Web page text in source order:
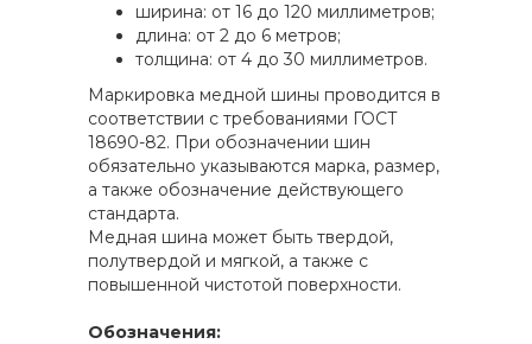
ширина: от 16 до 120 миллиметров;
длина: от 2 до 6 метров;
толщина: от 4 до 30 миллиметров.
Маркировка медной шины проводится в
соответствии с требованиями ГОСТ
18690-82. При обозначении шин
обязательно указываются марка, размер,
а также обозначение действующего
стандарта.
Медная шина может быть твердой,
полутвердой и мягкой, а также с
повышенной чистотой поверхности.
Обозначения: